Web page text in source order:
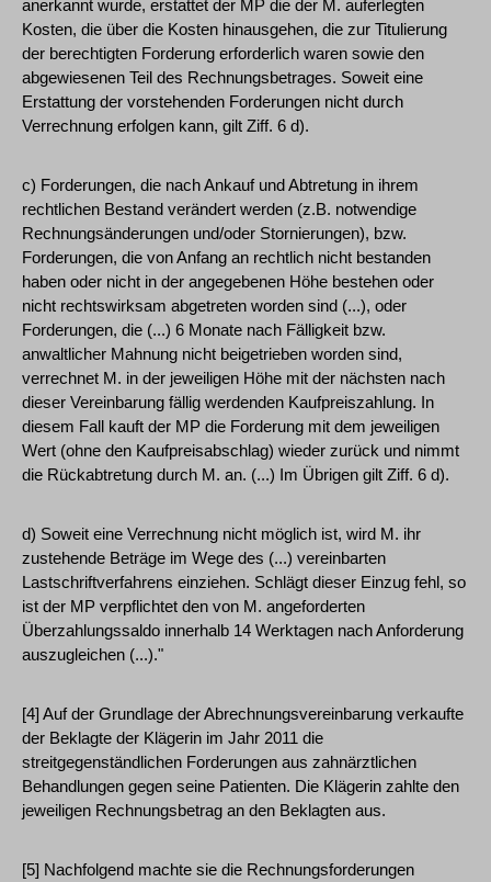
anerkannt wurde, erstattet der MP die der M. auferlegten
Kosten, die über die Kosten hinausgehen, die zur Titulierung
der berechtigten Forderung erforderlich waren sowie den
abgewiesenen Teil des Rechnungsbetrages. Soweit eine
Erstattung der vorstehenden Forderungen nicht durch
Verrechnung erfolgen kann, gilt Ziff. 6 d).
c) Forderungen, die nach Ankauf und Abtretung in ihrem
rechtlichen Bestand verändert werden (z.B. notwendige
Rechnungsänderungen und/oder Stornierungen), bzw.
Forderungen, die von Anfang an rechtlich nicht bestanden
haben oder nicht in der angegebenen Höhe bestehen oder
nicht rechtswirksam abgetreten worden sind (...), oder
Forderungen, die (...) 6 Monate nach Fälligkeit bzw.
anwaltlicher Mahnung nicht beigetrieben worden sind,
verrechnet M. in der jeweiligen Höhe mit der nächsten nach
dieser Vereinbarung fällig werdenden Kaufpreiszahlung. In
diesem Fall kauft der MP die Forderung mit dem jeweiligen
Wert (ohne den Kaufpreisabschlag) wieder zurück und nimmt
die Rückabtretung durch M. an. (...) Im Übrigen gilt Ziff. 6 d).
d) Soweit eine Verrechnung nicht möglich ist, wird M. ihr
zustehende Beträge im Wege des (...) vereinbarten
Lastschriftverfahrens einziehen. Schlägt dieser Einzug fehl, so
ist der MP verpflichtet den von M. angeforderten
Überzahlungssaldo innerhalb 14 Werktagen nach Anforderung
auszugleichen (...)."
[4] Auf der Grundlage der Abrechnungsvereinbarung verkaufte
der Beklagte der Klägerin im Jahr 2011 die
streitgegenständlichen Forderungen aus zahnärztlichen
Behandlungen gegen seine Patienten. Die Klägerin zahlte den
jeweiligen Rechnungsbetrag an den Beklagten aus.
[5] Nachfolgend machte sie die Rechnungsforderungen